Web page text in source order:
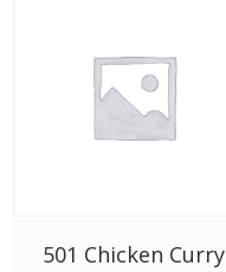
501 Chicken Curry